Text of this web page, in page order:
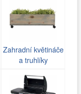
Zahradní květináče
a truhlíky